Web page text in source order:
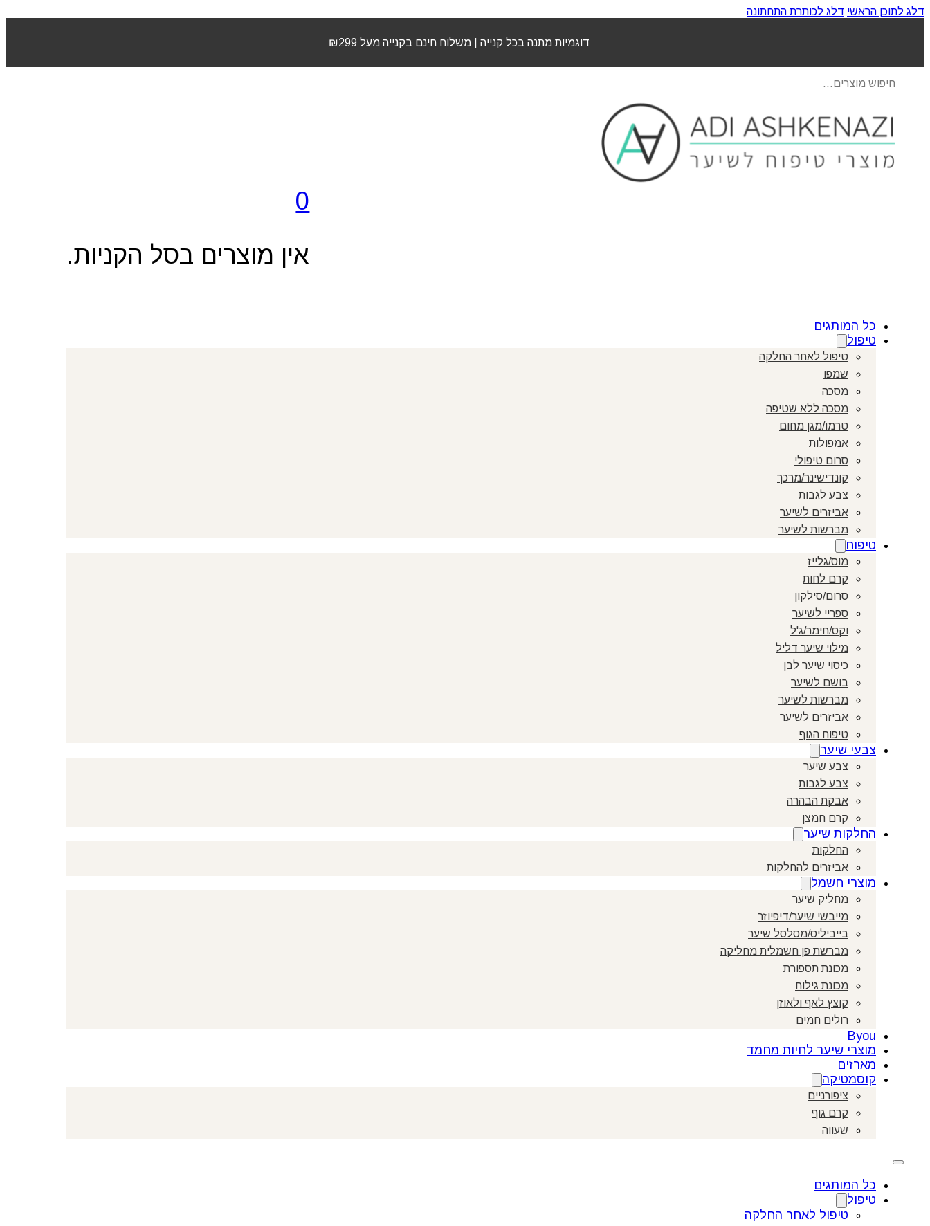
דלג לתוכן הראשי דלג לכותרת התחתונה
דוגמיות מתנה בכל קנייה | משלוח חינם בקנייה מעל ₪299
search
0
אין מוצרים בסל הקניות.
כל המותגים
טיפול
טיפול לאחר החלקה
שמפו
מסכה
מסכה ללא שטיפה
טרמו/מגן מחום
אמפולות
סרום טיפולי
קונדישינר/מרכך
צבע לגבות
אביזרים לשיער
מברשות לשיער
טיפוח
מוס/גלייז
קרם לחות
סרום/סילקון
ספריי לשיער
וקס/חימר/ג'ל
מילוי שיער דליל
כיסוי שיער לבן
בושם לשיער
מברשות לשיער
אביזרים לשיער
טיפוח הגוף
צבעי שיער
צבע שיער
צבע לגבות
אבקת הבהרה
קרם חמצן
החלקות שיער
החלקות
אביזרים להחלקות
מוצרי חשמל
מחליק שיער
מייבשי שיער/דיפיוזר
בייביליס/מסלסל שיער
מברשת פן חשמלית מחליקה
מכונת תספורת
מכונת גילוח
קוצץ לאף ולאוזן
רולים חמים
Byou
מוצרי שיער לחיות מחמד
מארזים
קוסמטיקה
ציפורניים
קרם גוף
שעווה
כל המותגים
טיפול
טיפול לאחר החלקה